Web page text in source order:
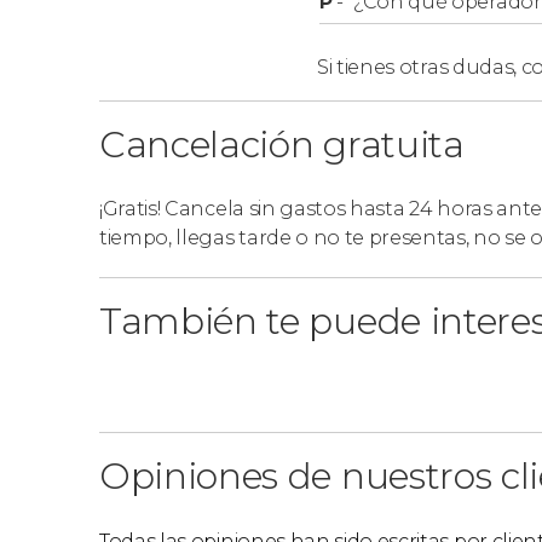
siguientes localidades delnorte de
a la zona norte para que os podamos recoger.
Si tienes otras dudas,
Cancelación gratuita
¡Gratis! Cancela sin gastos hasta 24 horas
tiempo, llegas tarde o no te presentas, no se
También te puede
Opiniones de nuestros